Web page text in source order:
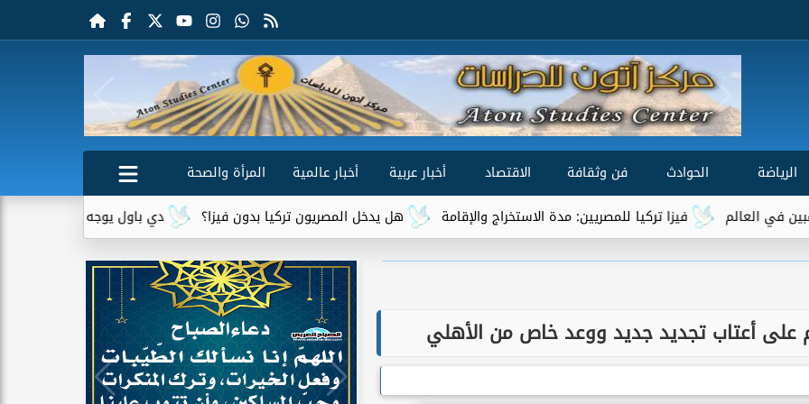
الرياضة الحوادث فن وثقافة الاقتصاد أخبار عربية أخبار عالمية
المرأة والصحة
دي باول يوجه رسالة مؤثرة لميسي بعد
هل يدخل المصريون تركيا بدون فيزا؟ فيزا تركيا للمصريين: مدة الاستخراج والإقامة
على أعتاب تجديد جديد ووعد خاص من الأهلي